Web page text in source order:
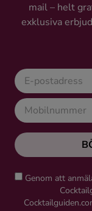
mail – helt
exklusiva
Genom att